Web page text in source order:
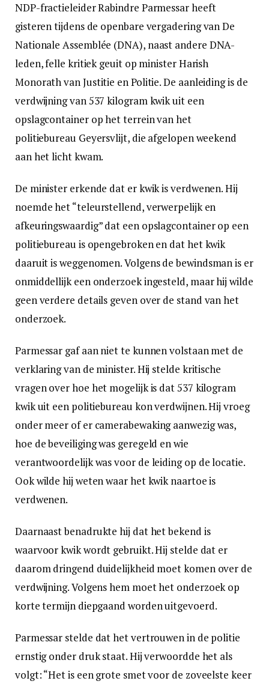
NDP-fractieleider Rabindre Parmessar heeft
gisteren tijdens de openbare vergadering van De
Nationale Assemblée (DNA), naast andere DNA-
leden, felle kritiek geuit op minister Harish
Monorath van Justitie en Politie. De aanleiding is de
verdwijning van 537 kilogram kwik uit een
opslagcontainer op het terrein van het
politiebureau Geyersvlijt, die afgelopen weekend
aan het licht kwam.
De minister erkende dat er kwik is verdwenen. Hij
noemde het “teleurstellend, verwerpelijk en
afkeuringswaardig” dat een opslagcontainer op een
politiebureau is opengebroken en dat het kwik
daaruit is weggenomen. Volgens de bewindsman is er
onmiddellijk een onderzoek ingesteld, maar hij wilde
geen verdere details geven over de stand van het
onderzoek.
Parmessar gaf aan niet te kunnen volstaan met de
verklaring van de minister. Hij stelde kritische
vragen over hoe het mogelijk is dat 537 kilogram
kwik uit een politiebureau kon verdwijnen. Hij vroeg
onder meer of er camerabewaking aanwezig was,
hoe de beveiliging was geregeld en wie
verantwoordelijk was voor de leiding op de locatie.
Ook wilde hij weten waar het kwik naartoe is
verdwenen.
Daarnaast benadrukte hij dat het bekend is
waarvoor kwik wordt gebruikt. Hij stelde dat er
daarom dringend duidelijkheid moet komen over de
verdwijning. Volgens hem moet het onderzoek op
korte termijn diepgaand worden uitgevoerd.
Parmessar stelde dat het vertrouwen in de politie
ernstig onder druk staat. Hij verwoordde het als
volgt: “Het is een grote smet voor de zoveelste keer